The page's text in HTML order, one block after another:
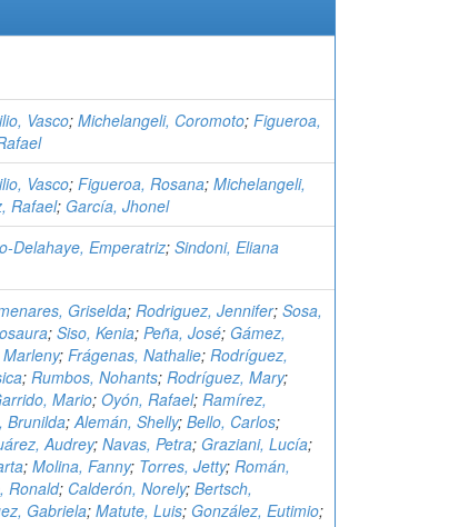
Vasco; Michelangeli, Coromoto; Figueroa,
Vasco; Figueroa, Rosana; Michelangeli,
Rafael; García, Jhonel
Delahaye, Emperatriz; Sindoni, Eliana
Griselda; Rodriguez, Jennifer; Sosa,
; Siso, Kenia; Peña, José; Gámez,
; Frágenas, Nathalie; Rodríguez,
; Rumbos, Nohants; Rodríguez, Mary;
Mario; Oyón, Rafael; Ramírez,
Brunilda;Alemán, Shelly; Bello, Carlos;
Audrey; Navas, Petra; Graziani, Lucía;
; Molina, Fanny; Torres, Jetty; Román,
Ronald; Calderón, Norely; Bertsch,
Gabriela; Matute, Luis; González, Eutimio;